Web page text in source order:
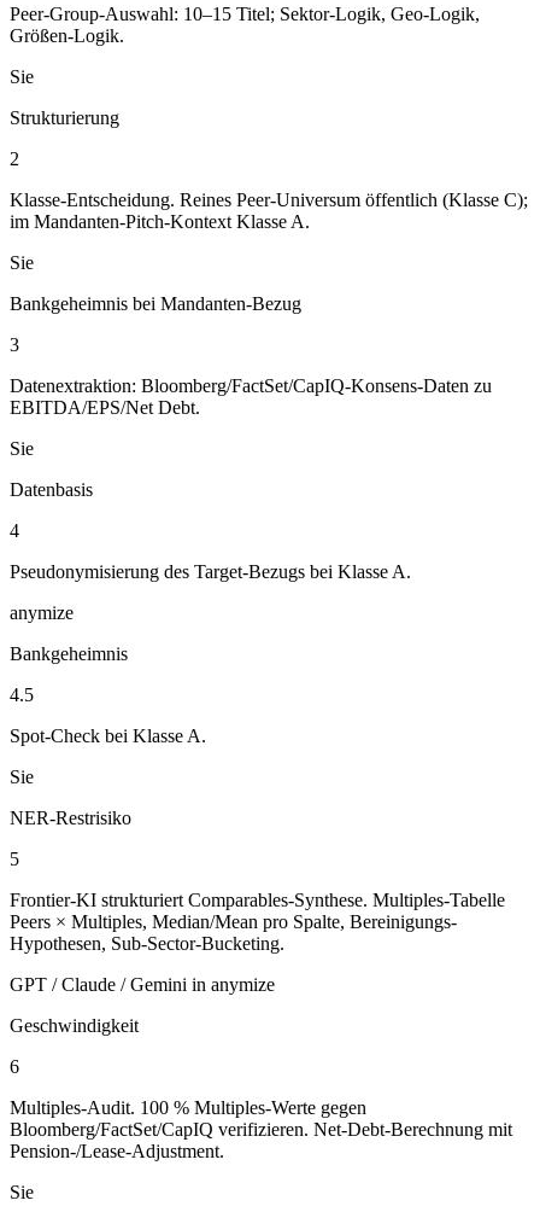
Peer-Group-Auswahl: 10–15 Titel; Sektor-Logik, Geo-Logik,
Größen-Logik.
Sie
Strukturierung
2
Klasse-Entscheidung. Reines Peer-Universum öffentlich (Klasse C);
im Mandanten-Pitch-Kontext Klasse A.
Sie
Bankgeheimnis bei Mandanten-Bezug
3
Datenextraktion: Bloomberg/FactSet/CapIQ-Konsens-Daten zu
EBITDA/EPS/Net Debt.
Sie
Datenbasis
4
Pseudonymisierung des Target-Bezugs bei Klasse A.
anymize
Bankgeheimnis
4.5
Spot-Check bei Klasse A.
Sie
NER-Restrisiko
5
Frontier-KI strukturiert Comparables-Synthese. Multiples-Tabelle
Peers × Multiples, Median/Mean pro Spalte, Bereinigungs-
Hypothesen, Sub-Sector-Bucketing.
GPT / Claude / Gemini in anymize
Geschwindigkeit
6
Multiples-Audit. 100 % Multiples-Werte gegen
Bloomberg/FactSet/CapIQ verifizieren. Net-Debt-Berechnung mit
Pension-/Lease-Adjustment.
Sie